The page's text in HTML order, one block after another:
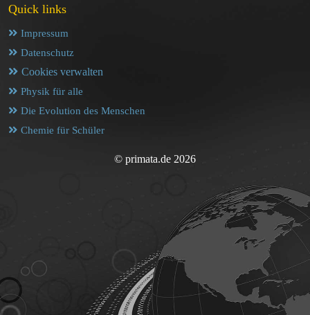
Quick links
Impressum
Datenschutz
Cookies verwalten
Physik für alle
Die Evolution des Menschen
Chemie für Schüler
© primata.de 2026